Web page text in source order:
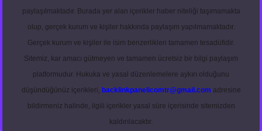
paylaşılmaktadır. Burada yer alan içerikler haber niteliği taşımamakta
olup, gerçek kurum ve kişiler hakkında paylaşım yapılmamaktadır.
Gerçek kurum ve kişiler ile isim benzerlikleri tamamen tesadüfidir.
Sitemiz, kar amacı gütmeyen ve tamamen ücretsiz bir bilgi paylaşım
platformudur. Hukuka ve yasal düzenlemelere aykırı olduğunu
düşündüğünüz içerikleri, backlinkpanelicomtr@gmail.com adresine
bildirmeniz halinde, ilgili içerikler yasal süre içerisinde sitemizden
kaldırılacaktır.